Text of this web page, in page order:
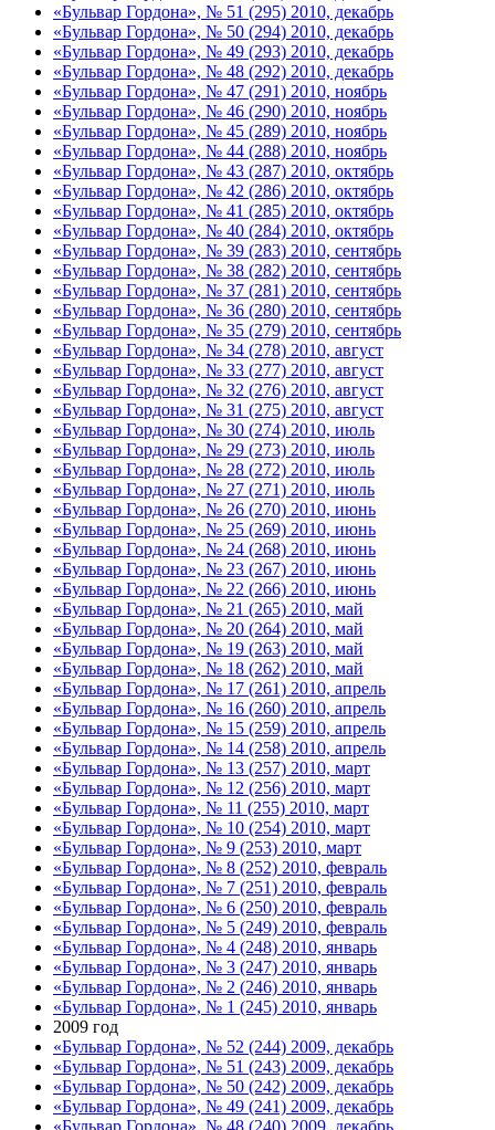
«Бульвар Гордона», № 51 (295) 2010, декабрь
«Бульвар Гордона», № 50 (294) 2010, декабрь
«Бульвар Гордона», № 49 (293) 2010, декабрь
«Бульвар Гордона», № 48 (292) 2010, декабрь
«Бульвар Гордона», № 47 (291) 2010, ноябрь
«Бульвар Гордона», № 46 (290) 2010, ноябрь
«Бульвар Гордона», № 45 (289) 2010, ноябрь
«Бульвар Гордона», № 44 (288) 2010, ноябрь
«Бульвар Гордона», № 43 (287) 2010, октябрь
«Бульвар Гордона», № 42 (286) 2010, октябрь
«Бульвар Гордона», № 41 (285) 2010, октябрь
«Бульвар Гордона», № 40 (284) 2010, октябрь
«Бульвар Гордона», № 39 (283) 2010, сентябрь
«Бульвар Гордона», № 38 (282) 2010, сентябрь
«Бульвар Гордона», № 37 (281) 2010, сентябрь
«Бульвар Гордона», № 36 (280) 2010, сентябрь
«Бульвар Гордона», № 35 (279) 2010, сентябрь
«Бульвар Гордона», № 34 (278) 2010, август
«Бульвар Гордона», № 33 (277) 2010, август
«Бульвар Гордона», № 32 (276) 2010, август
«Бульвар Гордона», № 31 (275) 2010, август
«Бульвар Гордона», № 30 (274) 2010, июль
«Бульвар Гордона», № 29 (273) 2010, июль
«Бульвар Гордона», № 28 (272) 2010, июль
«Бульвар Гордона», № 27 (271) 2010, июль
«Бульвар Гордона», № 26 (270) 2010, июнь
«Бульвар Гордона», № 25 (269) 2010, июнь
«Бульвар Гордона», № 24 (268) 2010, июнь
«Бульвар Гордона», № 23 (267) 2010, июнь
«Бульвар Гордона», № 22 (266) 2010, июнь
«Бульвар Гордона», № 21 (265) 2010, май
«Бульвар Гордона», № 20 (264) 2010, май
«Бульвар Гордона», № 19 (263) 2010, май
«Бульвар Гордона», № 18 (262) 2010, май
«Бульвар Гордона», № 17 (261) 2010, апрель
«Бульвар Гордона», № 16 (260) 2010, апрель
«Бульвар Гордона», № 15 (259) 2010, апрель
«Бульвар Гордона», № 14 (258) 2010, апрель
«Бульвар Гордона», № 13 (257) 2010, март
«Бульвар Гордона», № 12 (256) 2010, март
«Бульвар Гордона», № 11 (255) 2010, март
«Бульвар Гордона», № 10 (254) 2010, март
«Бульвар Гордона», № 9 (253) 2010, март
«Бульвар Гордона», № 8 (252) 2010, февраль
«Бульвар Гордона», № 7 (251) 2010, февраль
«Бульвар Гордона», № 6 (250) 2010, февраль
«Бульвар Гордона», № 5 (249) 2010, февраль
«Бульвар Гордона», № 4 (248) 2010, январь
«Бульвар Гордона», № 3 (247) 2010, январь
«Бульвар Гордона», № 2 (246) 2010, январь
«Бульвар Гордона», № 1 (245) 2010, январь
2009 год
«Бульвар Гордона», № 52 (244) 2009, декабрь
«Бульвар Гордона», № 51 (243) 2009, декабрь
«Бульвар Гордона», № 50 (242) 2009, декабрь
«Бульвар Гордона», № 49 (241) 2009, декабрь
«Бульвар Гордона», № 48 (240) 2009, декабрь